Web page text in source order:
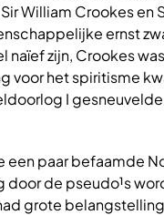
William Crookes en
ernst
naïef zijn, Crookes
voor het spiritisme
I
paar befaamde
door de pseudo¹s
grote